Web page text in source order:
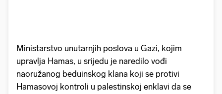
Ministarstvo unutarnjih poslova u Gazi, kojim
upravlja Hamas, u srijedu je naredilo vođi
naoružanog beduinskog klana koji se protivi
Hamasovoj kontroli u palestinskoj enklavi da se